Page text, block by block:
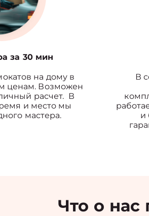
за 30 мин
на дому в
ценам. Возможен
расчет. В
и место мы
мастера.
В
и
Что о нас